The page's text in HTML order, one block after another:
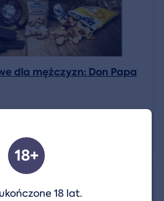
dla mężczyzn: Don Papa
18+
18 lat.